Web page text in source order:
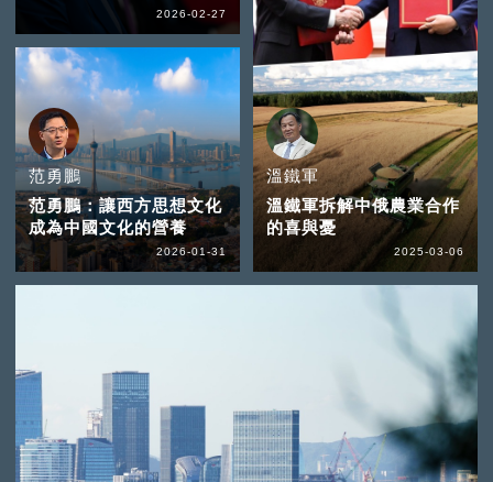
2026-02-27
范勇鵬
范勇鵬：讓西方思想文化
成為中國文化的營養
2026-01-31
溫鐵軍
溫鐵軍拆解中俄農業合作
的喜與憂
2025-03-06